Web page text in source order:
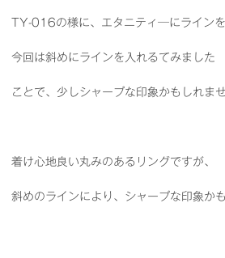
TY-016の様に、エタニティ―にラインを
今回は斜めにラインを入れるてみました
ことで、少しシャープな印象かもしれま
着け心地良い丸みのあるリングですが、
斜めのラインにより、シャープな印象か